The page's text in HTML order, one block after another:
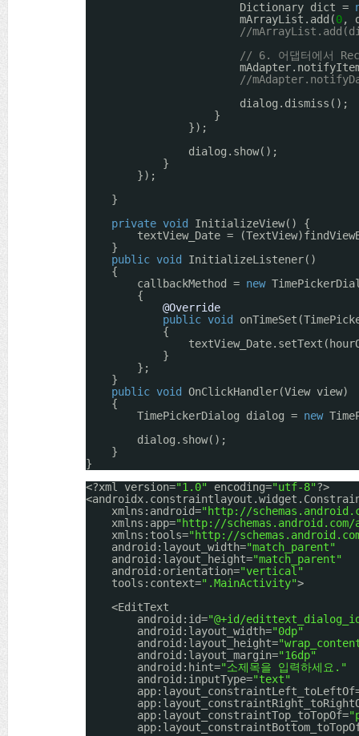
Dictionary dict =
mArrayList.add(0,
//
// 6. 어댑터에서
//
dialog.dismiss();
}
});
dialog.show();
}
});
}
private void
InitializeView() {
textView_Date =
}
public void
InitializeListener()
{
callbackMethod = new
{
@Override
public void
{
}
};
}
public void
OnClickHandler(View view)
{
TimePickerDialog dialog = new
dialog.show();
}
}
<?xml version="1.0" encoding="utf-8"?>
xmlns:android="http://
xmlns:app="http://
xmlns:tools="http://
android:layout_width="match_parent"
android:layout_height="match_parent"
android:orientation="vertical"
tools:context=".MainActivity">
<EditText
android:id="@+id/
android:layout_width="0dp"
android:layout_height=
android:layout_margin="16dp"
android:hint="소제목을 입력하세요."
android:inputType="text"
app:layout_constraintTop_toTopOf=